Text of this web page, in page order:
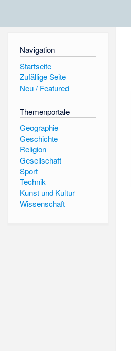
Navigation
Startseite
Zufällige Seite
Neu / Featured
Themenportale
Geographie
Geschichte
Religion
Gesellschaft
Sport
Technik
Kunst und Kultur
Wissenschaft